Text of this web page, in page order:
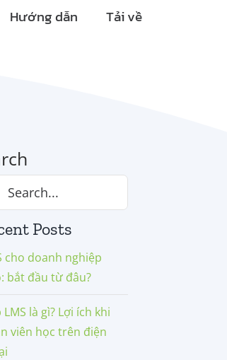
Hướng dẫn
Tải về
Posts
cho doanh nghiệp
bắt đầu từ đâu?
LMS là gì? Lợi ích khi
viên học trên điện